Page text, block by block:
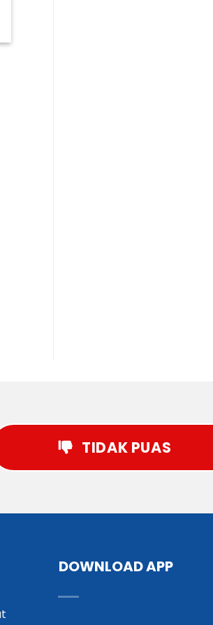
TIDAK PUAS
DOWNLOAD APP